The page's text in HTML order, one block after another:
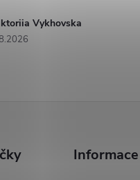
Vykhovska